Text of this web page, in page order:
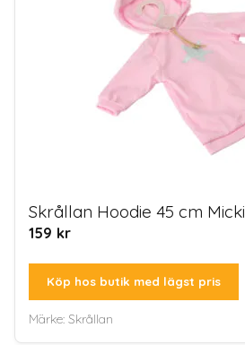
Skrållan Hoodie 45 cm Micki
159 kr
Köp hos butik med lägst pris
Märke: Skrållan